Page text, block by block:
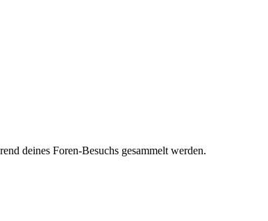
deines Foren-Besuchs gesammelt werden.